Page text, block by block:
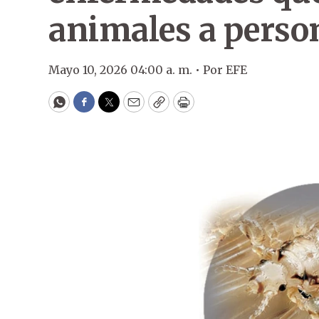
animales a
Mayo 10, 2026 04:00 a. m. • Por EFE
WhatsApp
Facebook
Twitter
EmailCopyPrint